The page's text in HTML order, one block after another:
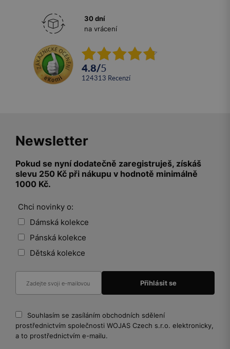
30 dní
na vrácení
4.8/5
124313 recenzí
Newsletter
Pokud se nyní dodatečně zaregistruješ, získáš
slevu 250 Kč při nákupu v hodnotě minimálně
1000 Kč.
Chci novinky o:
Dámská kolekce
Pánská kolekce
Dětská kolekce
Souhlasím se zasíláním obchodních sdělení
prostřednictvím společnosti WOJAS Czech s.r.o. elektronicky,
a to prostřednictvím e-mailu.